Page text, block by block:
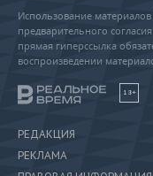
Использование
предварительного
прямая гиперссылка
воспроизведении
18+
РЕДАКЦИЯ
РЕКЛАМА